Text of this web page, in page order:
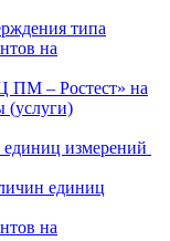
типа
на
– Ростест» на
(услуги)
единиц измерений
единиц
на